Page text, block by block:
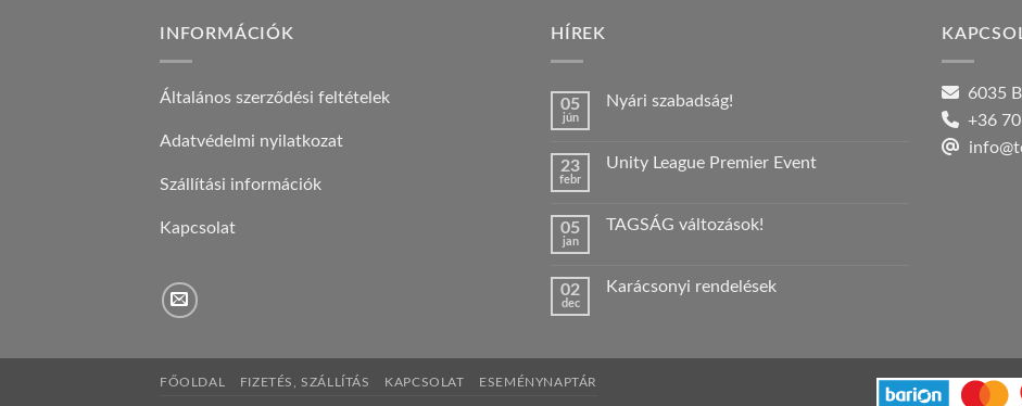
INFORMÁCIÓK
Általános szerződési feltételek
Adatvédelmi nyilatkozat
Szállítási információk
Kapcsolat
HÍREK
05
jún
Nyári szabadság!
Nyári
23
febr
Unity League Premier Event
Unity
bejegyzéshez
05
jan
TAGSÁG változások!
TAGSÁG
02
dec
Karácsonyi rendelések
6035
+36
FŐOLDAL FIZETÉS, SZÁLLÍTÁS KAPCSOLAT ESEMÉNYNAPTÁR